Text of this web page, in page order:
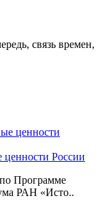
связь времен,
ценности России
Программе
РАН «Исто..